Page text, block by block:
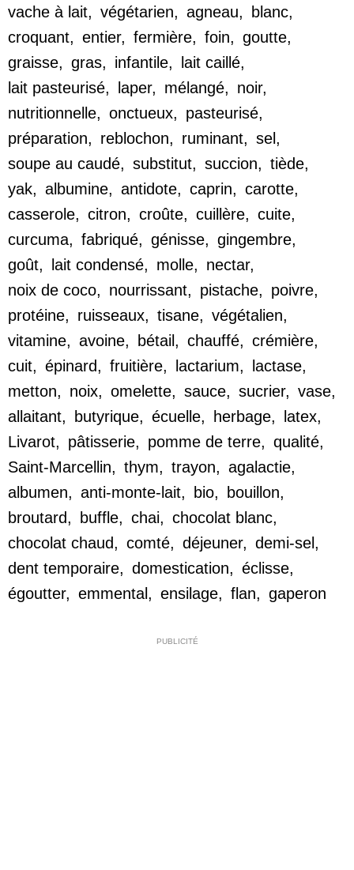
vache à lait, végétarien, agneau, blanc,
croquant, entier, fermière, foin, goutte,
graisse, gras, infantile, lait caillé,
lait pasteurisé, laper, mélangé, noir,
nutritionnelle, onctueux, pasteurisé,
préparation, reblochon, ruminant, sel,
soupe au caudé, substitut, succion, tiède,
yak, albumine, antidote, caprin, carotte,
casserole, citron, croûte, cuillère, cuite,
curcuma, fabriqué, génisse, gingembre,
goût, lait condensé, molle, nectar,
noix de coco, nourrissant, pistache, poivre,
protéine, ruisseaux, tisane, végétalien,
vitamine, avoine, bétail, chauffé, crémière,
cuit, épinard, fruitière, lactarium, lactase,
metton, noix, omelette, sauce, sucrier, vase,
allaitant, butyrique, écuelle, herbage, latex,
Livarot, pâtisserie, pomme de terre, qualité,
Saint-Marcellin, thym, trayon, agalactie,
albumen, anti-monte-lait, bio, bouillon,
broutard, buffle, chai, chocolat blanc,
chocolat chaud, comté, déjeuner, demi-sel,
dent temporaire, domestication, éclisse,
égoutter, emmental, ensilage, flan, gaperon
PUBLICITÉ